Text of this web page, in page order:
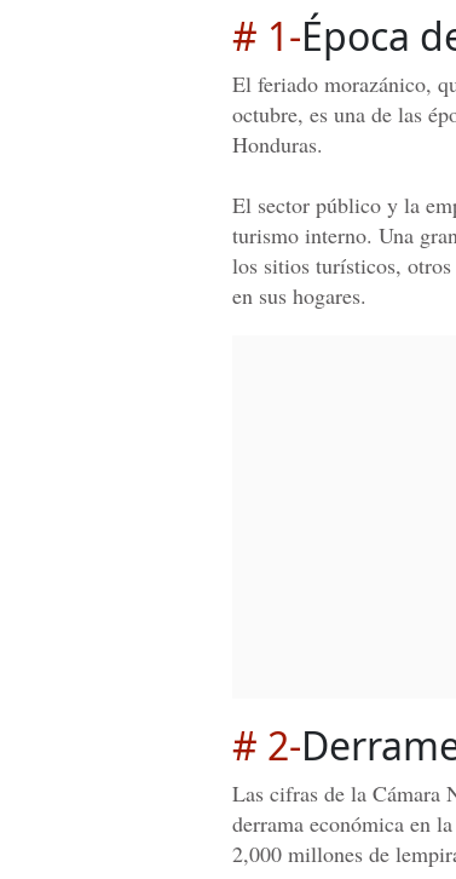
# 1-Época
El feriado morazánico,
octubre, es una de las
Honduras.
El sector público y la
turismo interno. Una
los sitios turísticos,
en sus hogares.
# 2-
Las cifras de la Cámara
derrama económica en
2,000 millones de